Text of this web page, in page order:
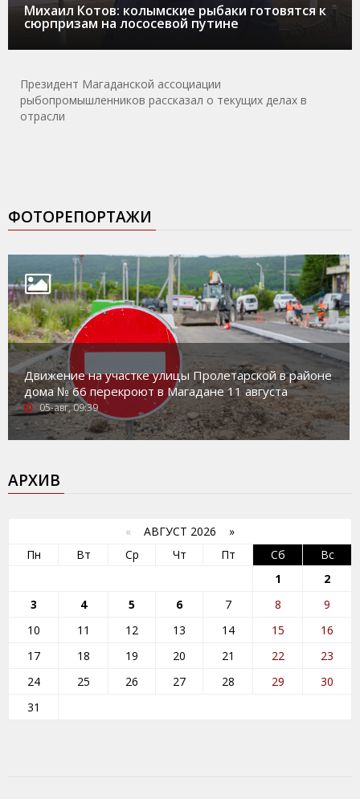
Михаил Котов: колымские рыбаки готовятся к
сюрпризам на лососевой путине
Президент Магаданской ассоциации
рыбопромышленников рассказал о текущих делах в
отрасли
ФОТОРЕПОРТАЖИ
Движение на участке улицы Пролетарской в районе
дома № 66 перекроют в Магадане 11 августа
05-авг, 09:39
АРХИВ
« АВГУСТ 2026 »
Пн
Вт Ср Чт Пт Сб
Вс
1
2
3
4 5 6 7 8
9
10
11 12 13 14 15
16
17
18 19 20 21 22
23
24
25 26 27 28 29
30
31